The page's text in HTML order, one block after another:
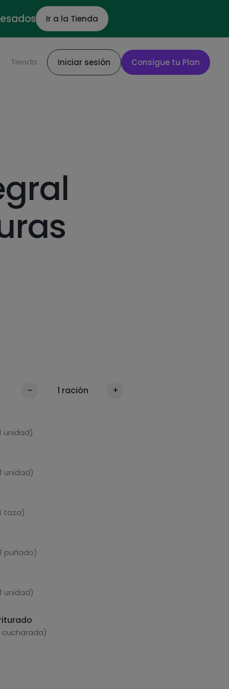
Ir a la Tienda
Tienda Iniciar sesión Consigue tu Plan
- 1 ración +
unidad)
unidad)
taza)
puñado)
unidad)
cucharada)